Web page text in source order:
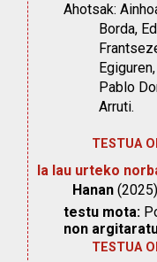
Ahotsak:
Borda,
Pablo
Arruti.
TESTUA
Ia lau urteko
Hanan (2025)
testu mota:
non
TESTUA